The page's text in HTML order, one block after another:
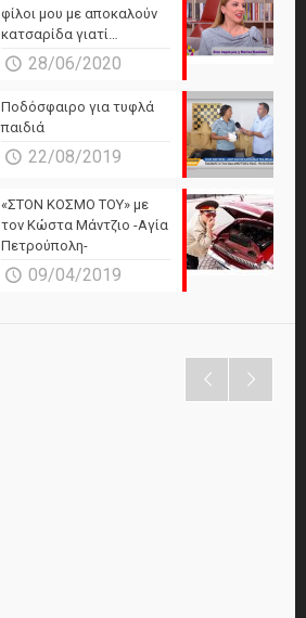
φίλοι μου με αποκαλούν
κατσαρίδα γιατί…
28/06/2020
Ποδόσφαιρο για τυφλά
παιδιά
22/08/2019
«ΣΤΟΝ ΚΟΣΜΟ ΤΟΥ» με
τον Κώστα Μάντζιο -Αγία
Πετρούπολη-
09/04/2019